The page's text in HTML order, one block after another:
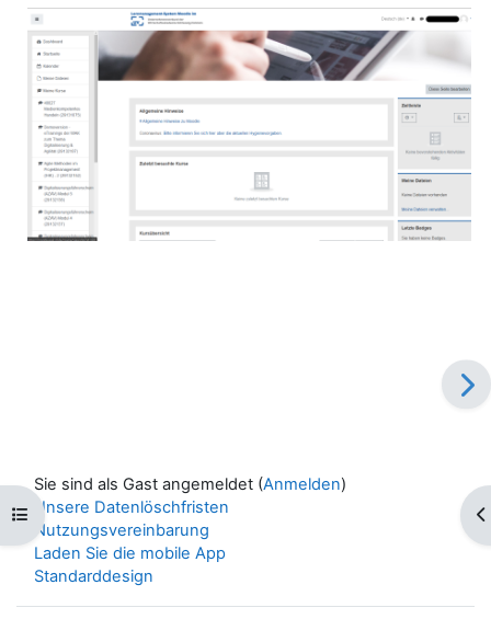
Kursindex öffnen
Sie sind als Gast angemeldet (Anmelden)
Unsere Datenlöschfristen
Nutzungsvereinbarung
Laden Sie die mobile App
Standarddesign